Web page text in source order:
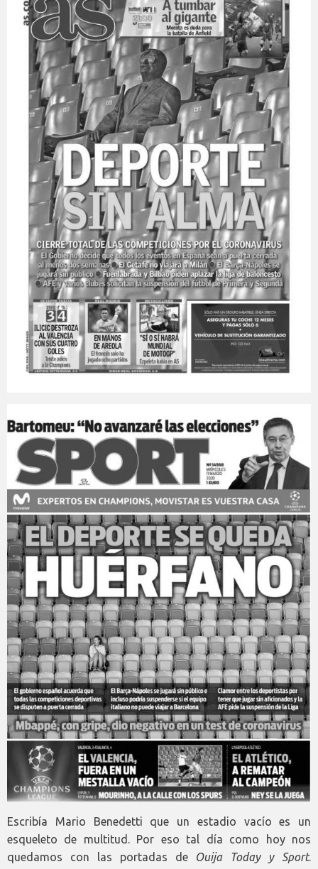
Escribía Mario Benedetti que un estadio vacío es un
esqueleto de multitud. Por eso tal día como hoy nos
quedamos con las portadas de Ouija Today y Sport.